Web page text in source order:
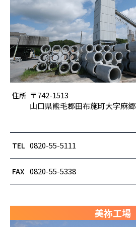
住所 〒742-1513
山口県熊毛郡田布施町大字麻
TEL 0820-55-5111
FAX 0820-55-5338
美祢工場